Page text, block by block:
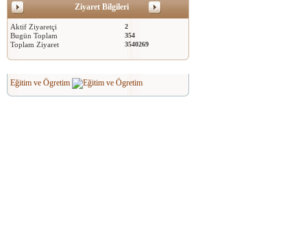
Ziyaret Bilgileri
Aktif Ziyaretçi 2
Bugün Toplam 354
Toplam Ziyaret 3540269
Eğitim ve Ögretim